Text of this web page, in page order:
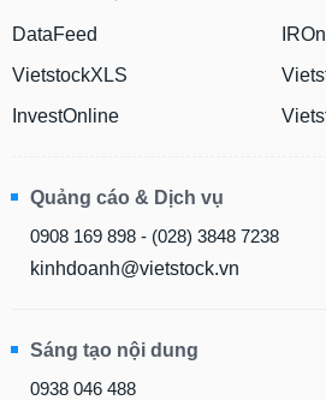
DataFeed
VietstockXLS
InvestOnline
Quảng cáo & Dịch vụ
0908 169 898 - (028) 3848 7238
kinhdoanh@vietstock.vn
Sáng tạo nội dung
0938 046 488